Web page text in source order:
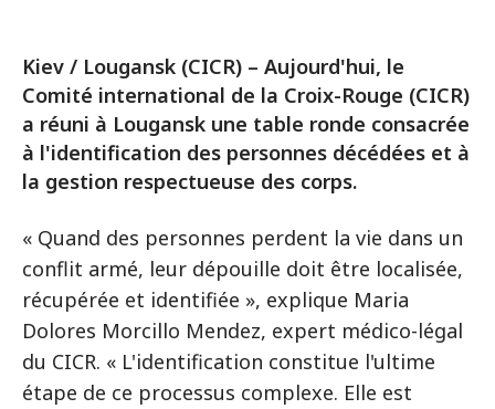
Kiev / Lougansk (CICR) – Aujourd'hui, le
Comité international de la Croix-Rouge (CICR)
a réuni à Lougansk une table ronde consacrée
à l'identification des personnes décédées et à
la gestion respectueuse des corps.
« Quand des personnes perdent la vie dans un
conflit armé, leur dépouille doit être localisée,
récupérée et identifiée », explique Maria
Dolores Morcillo Mendez, expert médico-légal
du CICR. « L'identification constitue l'ultime
étape de ce processus complexe. Elle est